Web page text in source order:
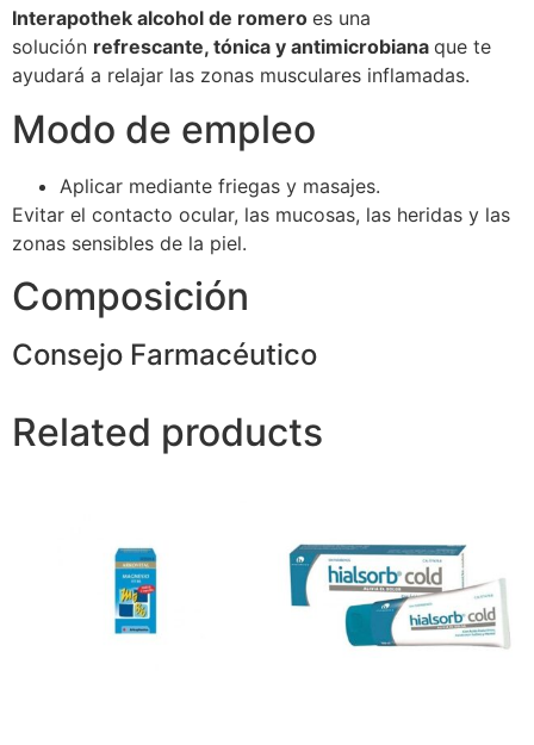
Interapothek alcohol de romero es una
solución refrescante, tónica y antimicrobiana que te
ayudará a relajar las zonas musculares inflamadas.
Modo de empleo
Aplicar mediante friegas y masajes.
Evitar el contacto ocular, las mucosas, las heridas y las
zonas sensibles de la piel.
Composición
Consejo Farmacéutico
Related products